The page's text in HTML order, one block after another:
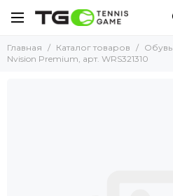
Главная Каталог товаров Обувь
Nvision Premium, арт. WRS321310